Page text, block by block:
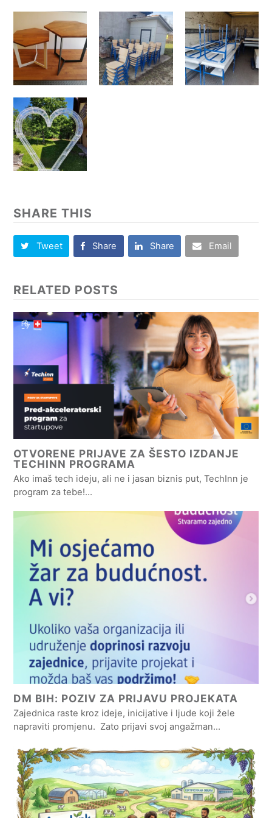
SHARE THIS
Tweet Share Share Email
RELATED POSTS
OTVORENE PRIJAVE ZA ŠESTO IZDANJE
TECHINN PROGRAMA
Ako imaš tech ideju, ali ne i jasan biznis put, TechInn je
program za tebe!…
DM BIH: POZIV ZA PRIJAVU PROJEKATA
Zajednica raste kroz ideje, inicijative i ljude koji žele
napraviti promjenu. Zato prijavi svoj angažman…